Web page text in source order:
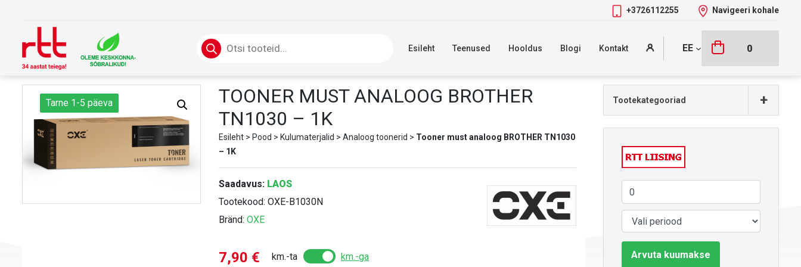
+3726112255 Navigeeri kohale
Products
search
Esileht Teenused Hooldus Blogi Kontakt EE 0
Tarne 1-5 päeva
TOONER MUST ANALOOG BROTHER
TN1030 – 1K
Esileht> Pood > Kulumaterjalid > Analoog toonerid > Tooner must analoog BROTHER TN1030
– 1K
Saadavus: LAOS
Tootekood: OXE-B1030N
Bränd: OXE
7,90 € km.-ta km.-ga
Tootekategooriad +
Arvuta kuumakse